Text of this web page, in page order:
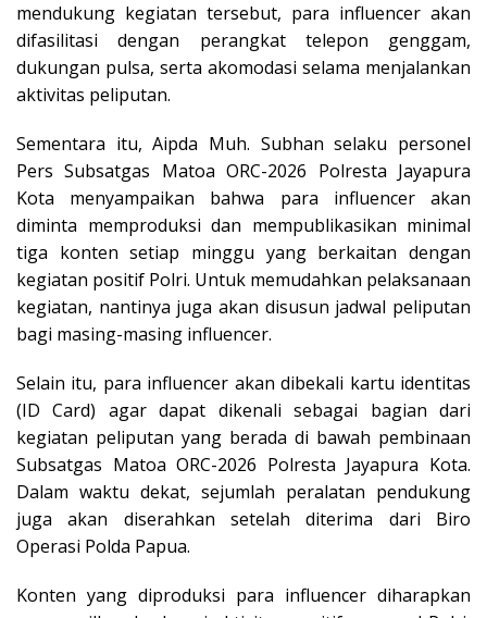
mendukung kegiatan tersebut, para influencer akan
difasilitasi dengan perangkat telepon genggam,
dukungan pulsa, serta akomodasi selama menjalankan
aktivitas peliputan.
Sementara itu, Aipda Muh. Subhan selaku personel
Pers Subsatgas Matoa ORC-2026 Polresta Jayapura
Kota menyampaikan bahwa para influencer akan
diminta memproduksi dan mempublikasikan minimal
tiga konten setiap minggu yang berkaitan dengan
kegiatan positif Polri. Untuk memudahkan pelaksanaan
kegiatan, nantinya juga akan disusun jadwal peliputan
bagi masing-masing influencer.
Selain itu, para influencer akan dibekali kartu identitas
(ID Card) agar dapat dikenali sebagai bagian dari
kegiatan peliputan yang berada di bawah pembinaan
Subsatgas Matoa ORC-2026 Polresta Jayapura Kota.
Dalam waktu dekat, sejumlah peralatan pendukung
juga akan diserahkan setelah diterima dari Biro
Operasi Polda Papua.
Konten yang diproduksi para influencer diharapkan